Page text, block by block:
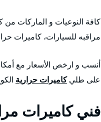
كافة النوعيات و الماركات من
مراقبه للسيارات، كاميرات
على طليكاميرات حرارية
فني كاميرات